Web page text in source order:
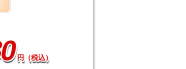
円（税込）